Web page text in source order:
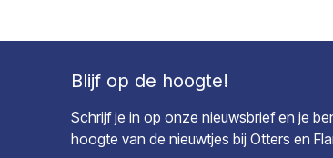
Blijf op de hoogte!
Schrijf je in op onze nieuwsbrief en je
hoogte van de nieuwtjes bij Otters en